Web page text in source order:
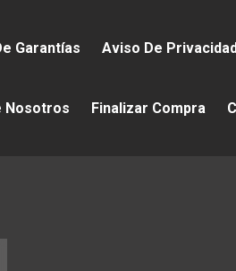
Garantías Aviso De
Nosotros Finalizar Compra